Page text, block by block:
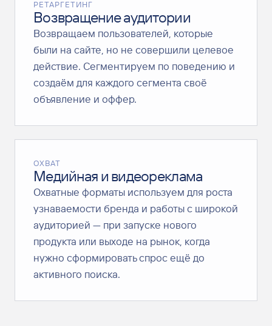
РЕТАРГЕТИНГ
Возвращение аудитории
Возвращаем пользователей, которые
были на сайте, но не совершили целевое
действие. Сегментируем по поведению и
создаём для каждого сегмента своё
объявление и оффер.
ОХВАТ
Медийная и видеореклама
Охватные форматы используем для роста
узнаваемости бренда и работы с широкой
аудиторией — при запуске нового
продукта или выходе на рынок, когда
нужно сформировать спрос ещё до
активного поиска.